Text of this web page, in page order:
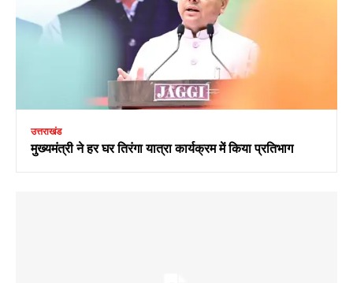
उत्तराखंड
मुख्यमंत्री ने हर घर तिरंगा यात्रा कार्यक्रम में किया प्रतिभाग